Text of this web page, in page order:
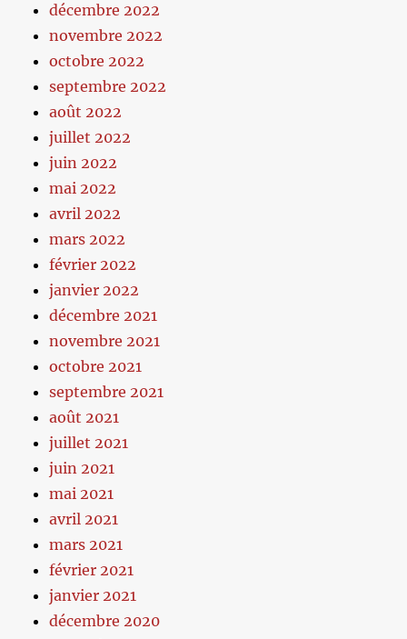
décembre 2022
novembre 2022
octobre 2022
septembre 2022
août 2022
juillet 2022
juin 2022
mai 2022
avril 2022
mars 2022
février 2022
janvier 2022
décembre 2021
novembre 2021
octobre 2021
septembre 2021
août 2021
juillet 2021
juin 2021
mai 2021
avril 2021
mars 2021
février 2021
janvier 2021
décembre 2020